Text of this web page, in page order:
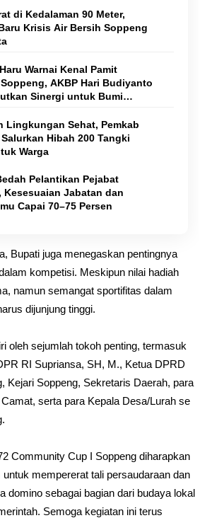
di Kedalaman 90 Meter,
Krisis Air Bersih Soppeng
Warnai Kenal Pamit
AKBP Hari Budiyanto
Sinergi untuk Bumi
Lingkungan Sehat, Pemkab
Hibah 200 Tangki
Warga
Pelantikan Pejabat
Kesesuaian Jabatan dan
Capai 70–75 Persen
Bupati juga menegaskan pentingnya
kompetisi. Meskipun nilai hadiah
namun semangat sportifitas dalam
dijunjung tinggi.
oleh sejumlah tokoh penting, termasuk
RI Supriansa, SH, M., Ketua DPRD
Kejari Soppeng, Sekretaris Daerah, para
serta para Kepala Desa/Lurah se
Community Cup I Soppeng diharapkan
mempererat tali persaudaraan dan
domino sebagai bagian dari budaya lokal
Semoga kegiatan ini terus